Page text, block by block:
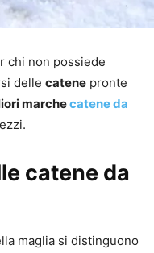
chi non possiede
delle catene pronte
marchecatene da
catene da
maglia si distinguono